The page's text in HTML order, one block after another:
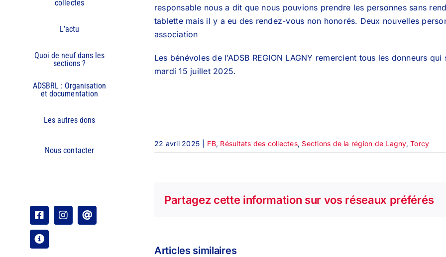
collectes
L’actu
Quoi de neuf dans les
sections ?
ADSBRL : Organisation
et documentation
Les autres dons
Nous contacter
FacebookInstagram
Email
Organisation
responsable nous a dit que nous pouvions prendre les personnes sans
tablette mais il y a eu des rendez-vous non honorés. Deux nouvelles
association
Les bénévoles de l’ADSB REGION LAGNY remercient tous les donneurs
mardi 15 juillet 2025.
22 avril 2025 FB, Résultats des collectes, Sections de la région de Lagny,Torcy
Partagez cette information sur vos réseaux préférés
Articles similaires